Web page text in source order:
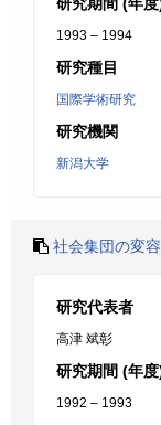
1993 – 1994
研究種目
国際学術研究
研究機関
新潟大学
社会集団の変
研究代表者
高津 斌彰
研究期間 (年度
1992 – 1993